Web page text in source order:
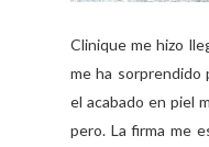
Clinique me hizo
me ha sorprendido
el acabado en piel
pero. La firma me